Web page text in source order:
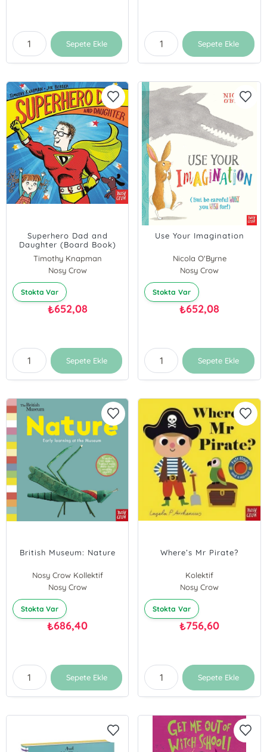
Sepete Ekle Sepete Ekle
Superhero Dad and
Daughter (Board Book)
Timothy Knapman
Nosy Crow
Stokta Var
₺652,08
Sepete Ekle
Use Your Imagination
Nicola O'Byrne
Nosy Crow
Stokta Var
₺652,08
Sepete Ekle
British Museum: Nature
Nosy Crow Kollektif
Nosy Crow
Stokta Var
₺686,40
Sepete Ekle
Where’s Mr Pirate?
Kolektif
Nosy Crow
Stokta Var
₺756,60
Sepete Ekle